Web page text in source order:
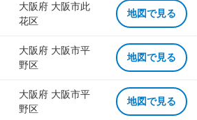
大阪府 大阪市此
花区
地図で見る
大阪府 大阪市平
野区
地図で見る
大阪府 大阪市平
野区
地図で見る